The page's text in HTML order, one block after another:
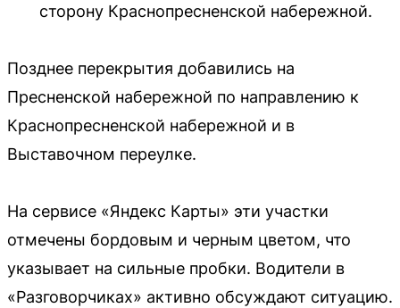
сторону Краснопресненской набережной.
Позднее перекрытия добавились на
Пресненской набережной по направлению к
Краснопресненской набережной и в
Выставочном переулке.
На сервисе «Яндекс Карты» эти участки
отмечены бордовым и черным цветом, что
указывает на сильные пробки. Водители в
«Разговорчиках» активно обсуждают ситуацию.